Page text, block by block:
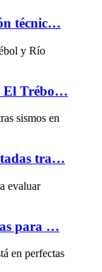
técnic…
El Trébo…
tra…
para …